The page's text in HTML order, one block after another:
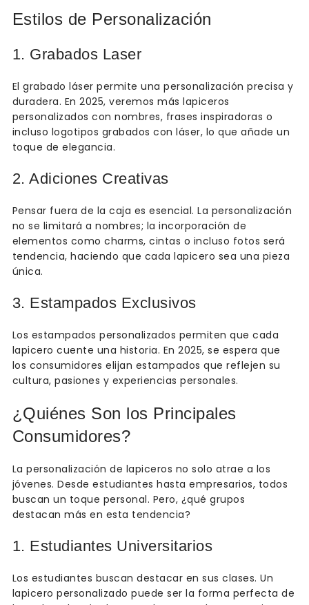
Estilos de Personalización
1. Grabados Laser
El grabado láser permite una personalización precisa y
duradera. En 2025, veremos más lapiceros
personalizados con nombres, frases inspiradoras o
incluso logotipos grabados con láser, lo que añade un
toque de elegancia.
2. Adiciones Creativas
Pensar fuera de la caja es esencial. La personalización
no se limitará a nombres; la incorporación de
elementos como charms, cintas o incluso fotos será
tendencia, haciendo que cada lapicero sea una pieza
única.
3. Estampados Exclusivos
Los estampados personalizados permiten que cada
lapicero cuente una historia. En 2025, se espera que
los consumidores elijan estampados que reflejen su
cultura, pasiones y experiencias personales.
¿Quiénes Son los Principales
Consumidores?
La personalización de lapiceros no solo atrae a los
jóvenes. Desde estudiantes hasta empresarios, todos
buscan un toque personal. Pero, ¿qué grupos
destacan más en esta tendencia?
1. Estudiantes Universitarios
Los estudiantes buscan destacar en sus clases. Un
lapicero personalizado puede ser la forma perfecta de